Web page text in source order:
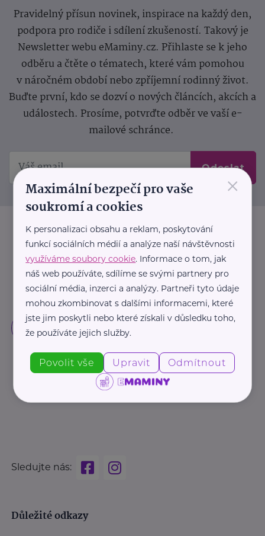
Pravidelný přísun novinek, inspirace na každý den,
podpora pro rodiče i sdílení zkušeností. Takový je
Newsletter webu eMaminy.cz. Přihlaste se k jeho
odběru a čtěte o tématech, které vám pomohou
v náročném období nebo zpříjemní rodinný život.
Buďte první, kdo se dozví o nových článcích, akcích a
událostech. Prosíme, potvrďte odběr ve vaší e-
mailové schránce.
Odeslat
Sledujte nás:
Důležité odkazy
×
Maximální bezpečí pro vaše
soukromí a cookies
K personalizaci obsahu a reklam, poskytování
funkcí sociálních médií a analýze naší návštěvnosti
využíváme soubory cookie. Informace o tom, jak
náš web používáte, sdílíme se svými partnery pro
sociální média, inzerci a analýzy. Partneři tyto údaje
mohou zkombinovat s dalšími informacemi, které
jste jim poskytli nebo které získali v důsledku toho,
že používáte jejich služby.
Povolit vše Upravit Odmítnout